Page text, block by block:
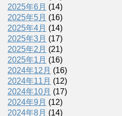
2025年6月 (14)
2025年5月 (16)
2025年4月 (14)
2025年3月 (17)
2025年2月 (21)
2025年1月 (16)
2024年12月 (16)
2024年11月 (12)
2024年10月 (17)
2024年9月 (12)
2024年8月 (14)